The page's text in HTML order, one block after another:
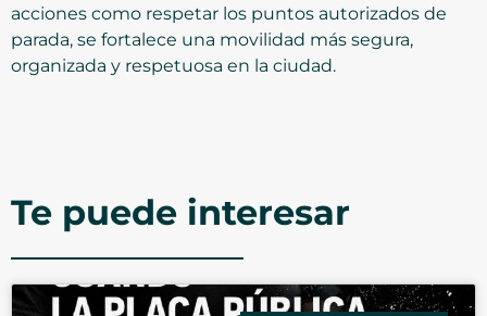
acciones como respetar los puntos autorizados de
parada, se fortalece una movilidad más segura,
organizada y respetuosa en la ciudad.
Te puede interesar